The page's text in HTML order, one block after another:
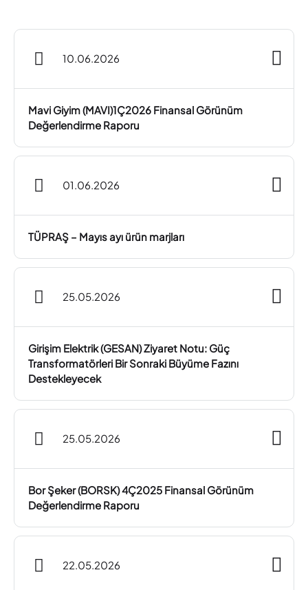
10.06.2026
Mavi Giyim (MAVI)1Ç2026 Finansal Görünüm
Değerlendirme Raporu
01.06.2026
TÜPRAŞ – Mayıs ayı ürün marjları
25.05.2026
Girişim Elektrik (GESAN) Ziyaret Notu: Güç
Transformatörleri Bir Sonraki Büyüme Fazını
Destekleyecek
25.05.2026
Bor Şeker (BORSK) 4Ç2025 Finansal Görünüm
Değerlendirme Raporu
22.05.2026